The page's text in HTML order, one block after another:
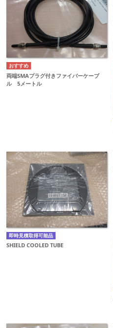
両端SMAプラグ付きファイバーケーブ
ル 5メートル
即時見積取得可能品
SHIELD COOLED TUBE